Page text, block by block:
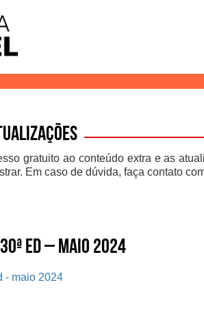
gratuito ao conteúdo extra e as
Em caso de dúvida, faça contato
ed – maio 2024
- maio 2024